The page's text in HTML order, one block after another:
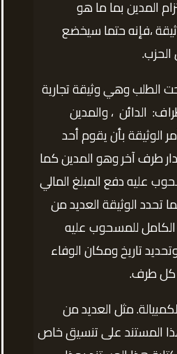
المدين بما ما هو
،فإنه حتما سيخضع
الطلب وهي وثيقة تجارية
الدائن ، والمدين
الوثيقة بأن يقوم أحد
طرف آخر وهو المدين كما
عليه دفع المبلغ المالي
تحدد الوثيقة العديد من
الكامل للمسحوب عليه
تاريخ ومكان الوفاء
كل طرف.
مثل العديد من
المستند على تنسيق خاص